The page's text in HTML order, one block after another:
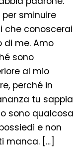
sminuire
che conoscerai
di me. Amo
sono
al mio
perché in
tu sappia
sono qualcosa
e non
manca. […]